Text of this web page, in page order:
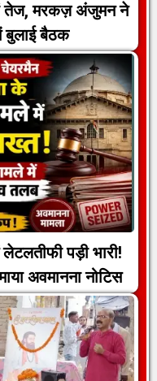
तेज, मरकज़ अंजुमन ने
बुलाई बैठक
पड़ी भारी!
अवमानना नोटिस